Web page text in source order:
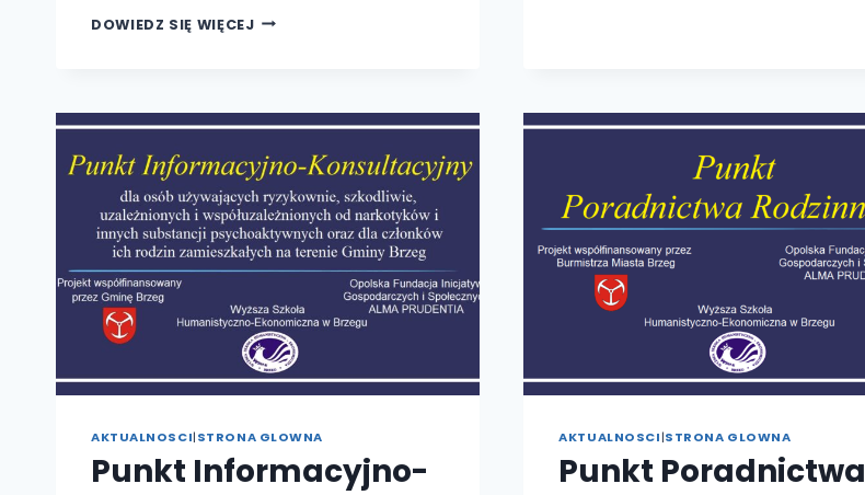
DOWIEDZ SIĘ WIĘCEJWSH-
LO
W
AKTUALNOSCI|STRONA GLOWNA
Punkt Informacyjno-
AKTUALNOSCI|STRONA GLOWNA
Punkt Poradnictwa